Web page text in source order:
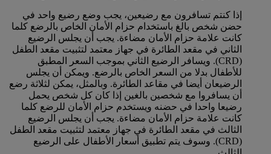
إذا كنتم تسافرون مع رضيعين، يجب وضع رضيع واحد في
حضن شخص بالغ باستخدام حزام الأمان الخاص بالرضع كلما
كانت علامة حزام الأمان مضاءة. يجب أن يجلس الرضيع
الثاني في مقعد الطائرة في جهاز معتمد لتثبيت مقعد الطفل
(CRD). ويسافر الرضيع الثاني بموجب السعر المطبق
للأطفال بدلا من السعر الخاص بالرضع. ويمكن أن يجلس
الرضيعان أيضا في مقاعد الطائرة. وبالمثل، يمكن لثلاثة رضع
أن يسافروا مع شخصين بالغين إذا كان كل شخص يحمل
رضيعا واحدا في حضنه ويستخدم حزام الأمان للرضع كلما
كانت علامة حزام الأمان مضاءة. يجب أن يجلس الرضيع
الثالث في مقعد الطائرة في جهاز معتمد لتثبيت مقعد الطفل
(CRD). وسوف يتم تطبيق أسعار الأطفال على الرضيع